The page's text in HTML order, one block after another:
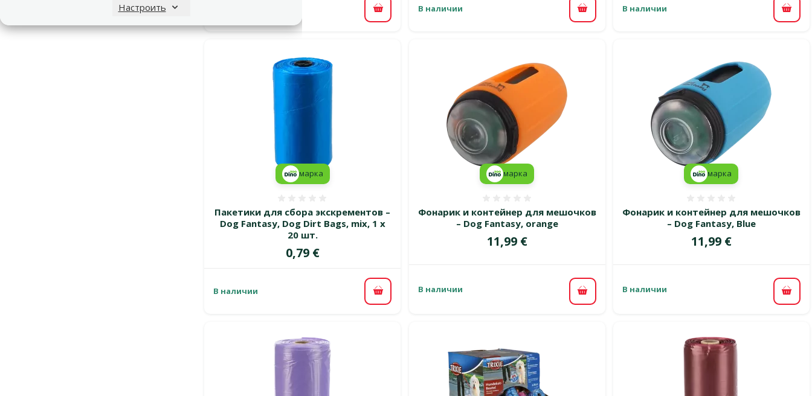
Настроить В корзинуВ наличии В корзинуВ наличии В
Пакетики для сбора экскрементов –
Dog Fantasy, Dog Dirt Bags, mix, 1 x
20 шт.
Цена
0,79 €
марка
В наличии В корзину
Фонарик и контейнер для мешочков
– Dog Fantasy, orange
Цена
11,99 €
марка
В наличии
В корзину
Фонарик и контейнер для мешочков
– Dog Fantasy, Blue
Цена
11,99 €
марка
В наличии
В